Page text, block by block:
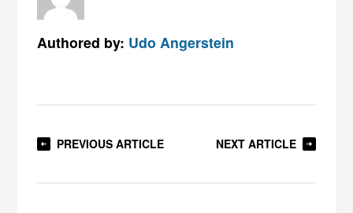
Authored by: Udo Angerstein
PREVIOUS ARTICLE NEXT ARTICLE